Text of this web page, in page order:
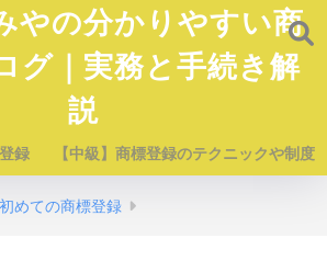
やの分かりやすい商
グ｜実務と手続き解
説
録 【中級】商標登録のテクニックや制度
初めての商標登録